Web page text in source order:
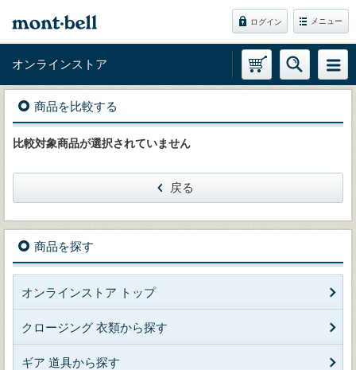
ログイン メニュー
オンラインストア
商品を比較する
比較対象商品が選択されていません
戻る
商品を探す
オンラインストア トップ
クロージング 衣類から探す
ギア 道具から探す